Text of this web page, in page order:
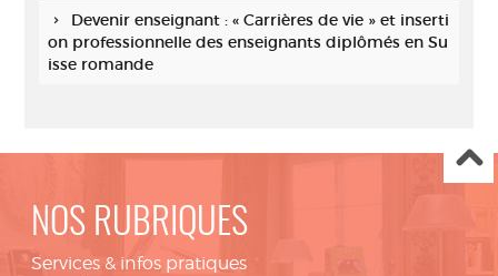
Devenir enseignant : « Carrières de vie » et inserti
on professionnelle des enseignants diplômés en Su
isse romande
NOS RUBRIQUES
Services & infos pratiques